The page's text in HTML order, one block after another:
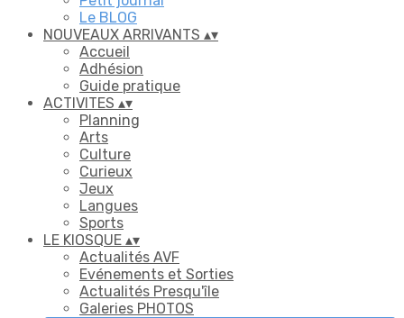
Le BLOG
NOUVEAUX ARRIVANTS ▴▾
Accueil
Adhésion
Guide pratique
ACTIVITES ▴▾
Planning
Arts
Culture
Curieux
Jeux
Langues
Sports
LE KIOSQUE ▴▾
Actualités AVF
Evénements et Sorties
Actualités Presqu'île
Galeries PHOTOS